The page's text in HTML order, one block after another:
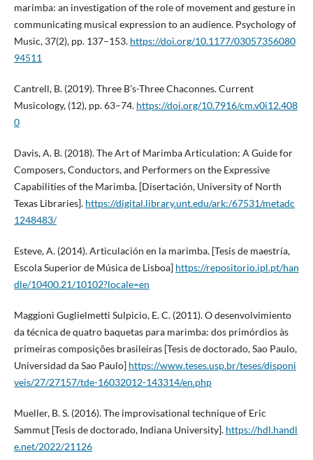
marimba: an investigation of the role of movement and gesture in
communicating musical expression to an audience. Psychology of
Music, 37(2), pp. 137–153. https://doi.org/10.1177/03057356080
94511
Cantrell, B. (2019). Three B’s-Three Chaconnes. Current
Musicology, (12), pp. 63–74. https://doi.org/10.7916/cm.v0i12.408
0
Davis, A. B. (2018). The Art of Marimba Articulation: A Guide for
Composers, Conductors, and Performers on the Expressive
Capabilities of the Marimba. [Disertación, University of North
Texas Libraries]. https://digital.library.unt.edu/ark:/67531/metadc
1248483/
Esteve, A. (2014). Articulación en la marimba. [Tesis de maestría,
Escola Superior de Música de Lisboa] https://repositorio.ipl.pt/han
dle/10400.21/10102?locale=en
Maggioni Guglielmetti Sulpicio, E. C. (2011). O desenvolvimiento
da técnica de quatro baquetas para marimba: dos primórdios às
primeiras composições brasileiras [Tesis de doctorado, Sao Paulo,
Universidad da Sao Paulo] https://www.teses.usp.br/teses/disponi
veis/27/27157/tde-16032012-143314/en.php
Mueller, B. S. (2016). The improvisational technique of Eric
Sammut [Tesis de doctorado, Indiana University]. https://hdl.handl
e.net/2022/21126